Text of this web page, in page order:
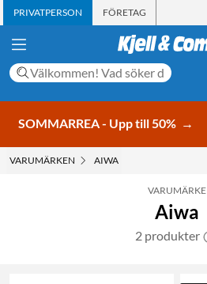
PRIVATPERSON FÖRETAG
SOMMARREA - Upp till 50% →
VARUMÄRKEN AIWA
VARUMÄRKE
Aiwa
2 produkter